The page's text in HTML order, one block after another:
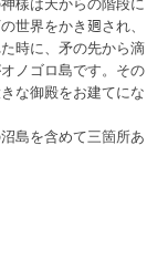
世界をかき𢌞され、
時に、矛の先から滴
ノゴロ島です。その
な御殿をお建てにな
島を含めて三箇所あ